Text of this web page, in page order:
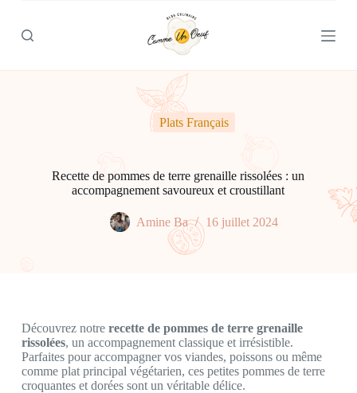
e
Plats Français
Recette de pommes de terre grenaille rissolées : un
accompagnement savoureux et croustillant
Amine Ba 16 juillet 2024
Découvrez notre recette de pommes de terre grenaille
rissolées, un accompagnement classique et irrésistible.
Parfaites pour accompagner vos viandes, poissons ou même
comme plat principal végétarien, ces petites pommes de terre
croquantes et dorées sont un véritable délice.